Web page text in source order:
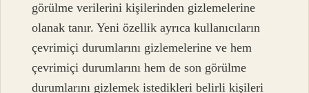
görülme verilerini kişilerinden gizlemelerine
olanak tanır. Yeni özellik ayrıca kullanıcıların
çevrimiçi durumlarını gizlemelerine ve hem
çevrimiçi durumlarını hem de son görülme
durumlarını gizlemek istedikleri belirli kişileri